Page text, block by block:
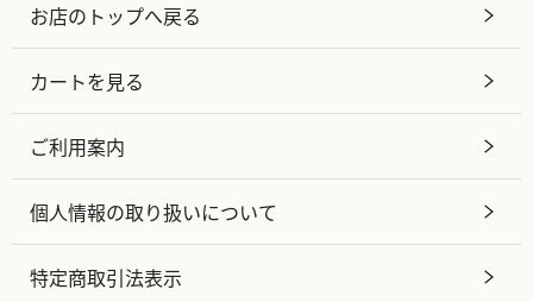
お店のトップへ戻る
カートを見る
ご利用案内
個人情報の取り扱いについて
特定商取引法表示